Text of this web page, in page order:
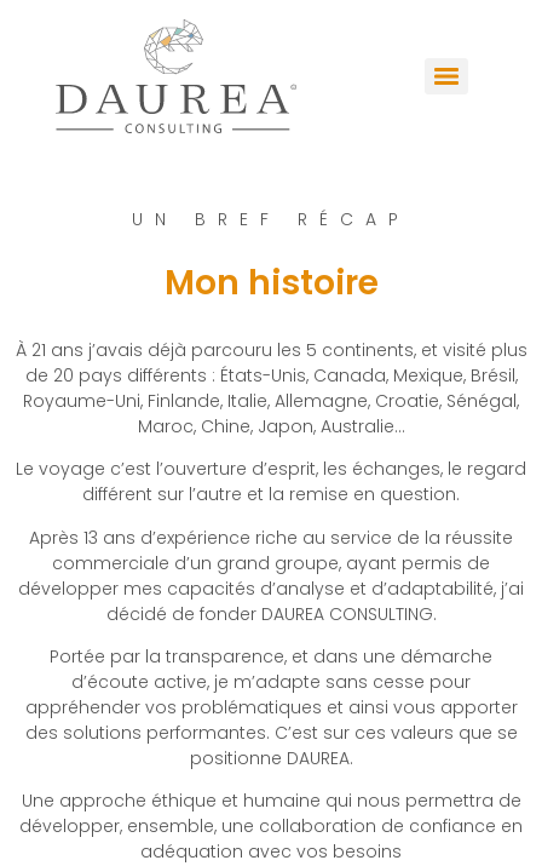
UN BREF RÉCAP
Mon histoire
À 21 ans j’avais déjà parcouru les 5 continents, et visité plus
de 20 pays différents : États-Unis, Canada, Mexique, Brésil,
Royaume-Uni, Finlande, Italie, Allemagne, Croatie, Sénégal,
Maroc, Chine, Japon, Australie…
Le voyage c’est l’ouverture d’esprit, les échanges, le regard
différent sur l’autre et la remise en question.
Après 13 ans d’expérience riche au service de la réussite
commerciale d’un grand groupe, ayant permis de
développer mes capacités d’analyse et d’adaptabilité, j’ai
décidé de fonder DAUREA CONSULTING.
Portée par la transparence, et dans une démarche
d’écoute active, je m’adapte sans cesse pour
appréhender vos problématiques et ainsi vous apporter
des solutions performantes. C’est sur ces valeurs que se
positionne DAUREA.
Une approche éthique et humaine qui nous permettra de
développer, ensemble, une collaboration de confiance en
adéquation avec vos besoins